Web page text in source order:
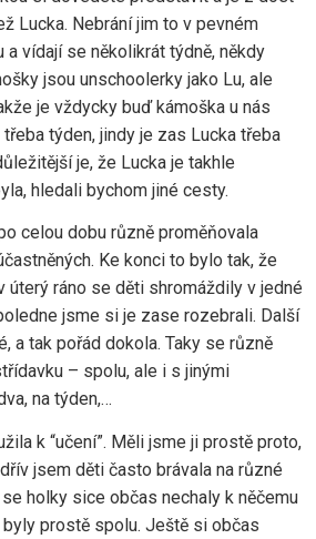
Lucka. Nebrání jim to v pevném
a vídají se několikrát týdně, někdy
jsou unschoolerky jako Lu, ale
je vždycky buď kámoška u nás
týden, jindy je zas Lucka třeba
je, že Lucka je takhle
hledali bychom jiné cesty.
celou dobu různě proměňovala
Ke konci to bylo tak, že
úterý ráno se děti shromáždily v jedné
jsme si je zase rozebrali. Další
a tak pořád dokola. Taky se různě
– spolu, ale i s jinými
na týden,…
k “učení”. Měli jsme ji prostě proto,
jsem děti často brávala na různé
holky sice občas nechaly k něčemu
prostě spolu. Ještě si občas